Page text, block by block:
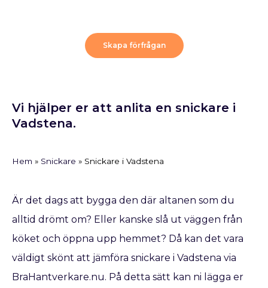
Skapa förfrågan
Vi hjälper er att anlita en snickare i
Vadstena.
Hem » Snickare » Snickare i Vadstena
Är det dags att bygga den där altanen som du
alltid drömt om? Eller kanske slå ut väggen från
köket och öppna upp hemmet? Då kan det vara
väldigt skönt att jämföra snickare i Vadstena via
BraHantverkare.nu. På detta sätt kan ni lägga er